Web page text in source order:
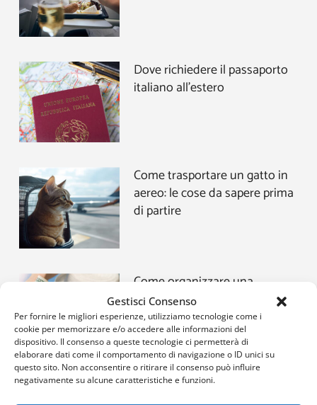
Gestisci Consenso
Per fornire le migliori esperienze, utilizziamo tecnologie come i
cookie per memorizzare e/o accedere alle informazioni del
dispositivo. Il consenso a queste tecnologie ci permetterà di
elaborare dati come il comportamento di navigazione o ID unici su
questo sito. Non acconsentire o ritirare il consenso può influire
negativamente su alcune caratteristiche e funzioni.
Dove richiedere il passaporto
italiano all’estero
Come trasportare un gatto in
aereo: le cose da sapere prima
di partire
Come organizzare una
vacanza low cost
Dai weekend autunnali alle